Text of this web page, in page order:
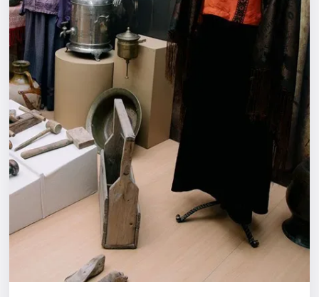
События
Города
Площадки
Артисты
Рейтинги